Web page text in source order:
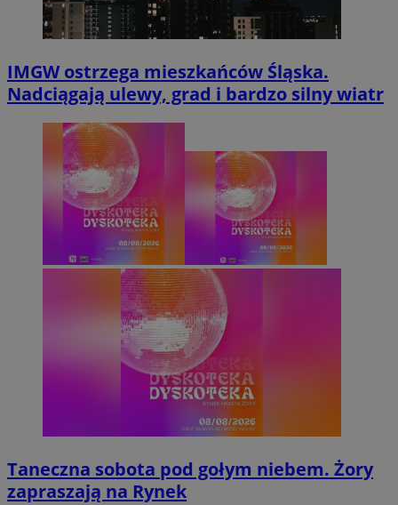
IMGW ostrzega mieszkańców Śląska.
Nadciągają ulewy, grad i bardzo silny wiatr
Taneczna sobota pod gołym niebem. Żory
zapraszają na Rynek